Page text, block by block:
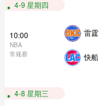
4-9 星期四
10:00
NBA
常规赛
雷霆
快船
4-8 星期三